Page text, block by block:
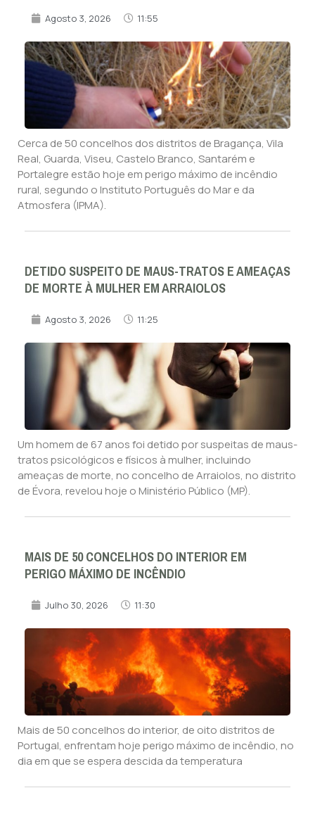
Agosto 3, 2026 11:55
Cerca de 50 concelhos dos distritos de Bragança, Vila
Real, Guarda, Viseu, Castelo Branco, Santarém e
Portalegre estão hoje em perigo máximo de incêndio
rural, segundo o Instituto Português do Mar e da
Atmosfera (IPMA).
DETIDO SUSPEITO DE MAUS-TRATOS E AMEAÇAS
DE MORTE À MULHER EM ARRAIOLOS
Agosto 3, 2026 11:25
Um homem de 67 anos foi detido por suspeitas de maus-
tratos psicológicos e físicos à mulher, incluindo
ameaças de morte, no concelho de Arraiolos, no distrito
de Évora, revelou hoje o Ministério Público (MP).
MAIS DE 50 CONCELHOS DO INTERIOR EM
PERIGO MÁXIMO DE INCÊNDIO
Julho 30, 2026 11:30
Mais de 50 concelhos do interior, de oito distritos de
Portugal, enfrentam hoje perigo máximo de incêndio, no
dia em que se espera descida da temperatura